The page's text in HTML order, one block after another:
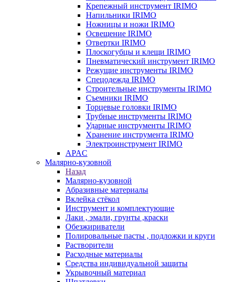
Крепежный инструмент IRIMO
Напильники IRIMO
Ножницы и ножи IRIMO
Освещение IRIMO
Отвертки IRIMO
Плоскогубцы и клещи IRIMO
Пневматический инструмент IRIMO
Режущие инструменты IRIMO
Спецодежда IRIMO
Строительные инструменты IRIMO
Съемники IRIMO
Торцевые головки IRIMO
Трубные инструменты IRIMO
Ударные инструменты IRIMO
Хранение инструмента IRIMO
Электроинструмент IRIMO
APAC
Малярно-кузовной
Назад
Малярно-кузовной
Абразивные материалы
Вклейка стёкол
Инструмент и комплектующие
Лаки , эмали, грунты ,краски
Обезжириватели
Полировальные пасты , подложки и круги
Растворители
Расходные материалы
Средства индивидуальной защиты
Укрывочный материал